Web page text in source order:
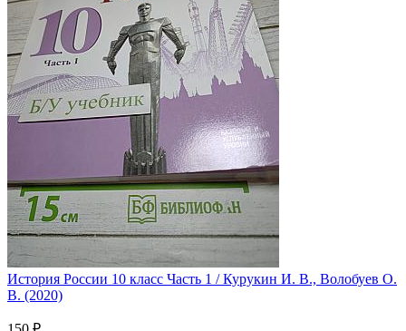
История России 10 класс Часть 1 / Курукин И. В., Волобуев О.
В. (2020)